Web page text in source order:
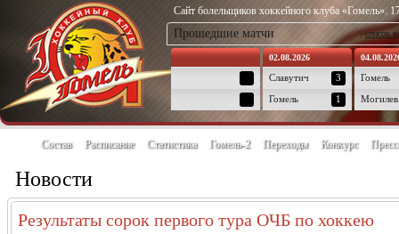
Сайт болельщиков хоккейного клуба «Гомель».
Прошедшие матчи список
02.08.2026
Славутич
3
Гомель
1
Гомель
Могилев
Состав Расписание Статистика Гомель-2 Переходы Конкурс
Новости
Результаты сорок первого тура ОЧБ по хоккею